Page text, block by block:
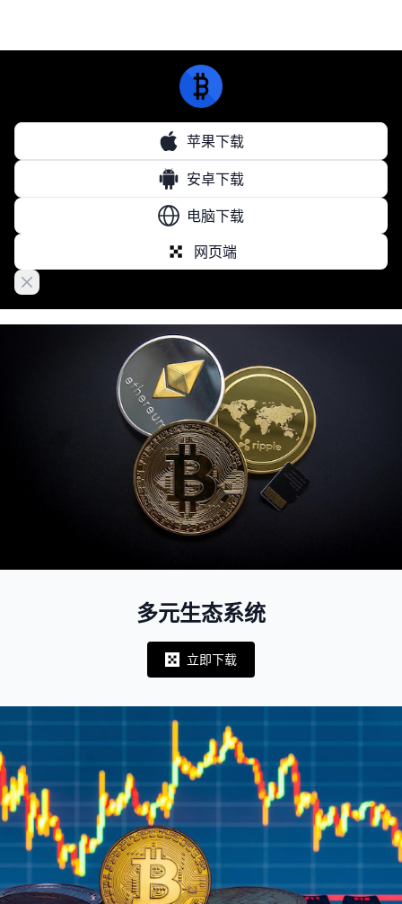
苹果下载
安卓下载
电脑下载
网页端
Close banner
多元生态系统
Notifications
立即下载